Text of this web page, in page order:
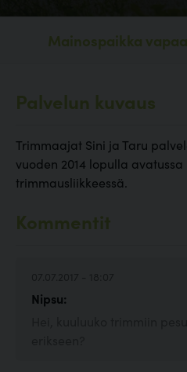
Mainospaikka
Palvelun kuvaus
Trimmaajat Sini ja Taru
vuoden 2014 lopulla avatussa
trimmausliikkeessä.
Kommentit
Nipsu: